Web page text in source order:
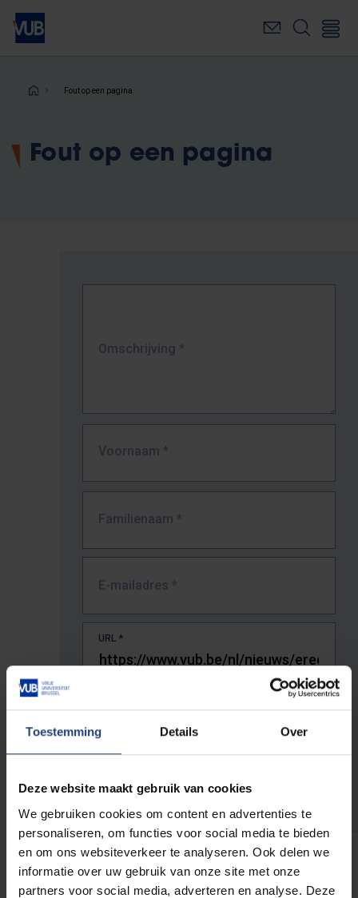
Toestemming Details Over
Deze website maakt gebruik van cookies
We gebruiken cookies om content en advertenties te
personaliseren, om functies voor social media te bieden
en om ons websiteverkeer te analyseren. Ook delen we
informatie over uw gebruik van onze site met onze
partners voor social media, adverteren en analyse. Deze
Overslaan
naar
inhoudKruimelpad
Fout op een pagina
Fout op een pagina
Omschrijving *
Voornaam *
Familienaam *
E-mailadres *
URL *
De volledige URL van de pagina waar je de fout zag.